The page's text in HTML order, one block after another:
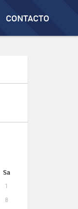
CONTACTO
Sa
1
8